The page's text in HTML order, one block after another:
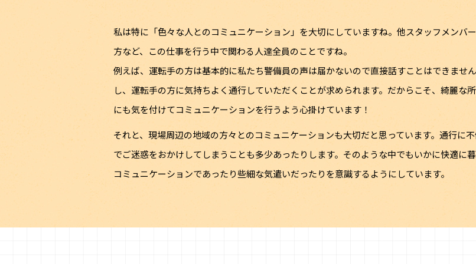
私は特に「色々な人とのコミュニケーション」を大切にしていますね。他スタッフメンバ
方など、この仕事を行う中で関わる人達全員のことですね。
例えば、運転手の方は基本的に私たち警備員の声は届かないので直接話すことはできませ
し、運転手の方に気持ちよく通行していただくことが求められます。だからこそ、綺麗な
にも気を付けてコミュニケーションを行うよう心掛けています！
それと、現場周辺の地域の方々とのコミュニケーションも大切だと思っています。通行に
でご迷惑をおかけしてしまうことも多少あったりします。そのような中でもいかに快適に
コミュニケーションであったり些細な気遣いだったりを意識するようにしています。